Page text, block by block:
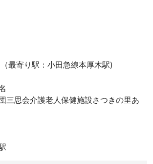
最寄り駅：小田急線本厚木駅)
三思会介護老人保健施設さつきの里あ